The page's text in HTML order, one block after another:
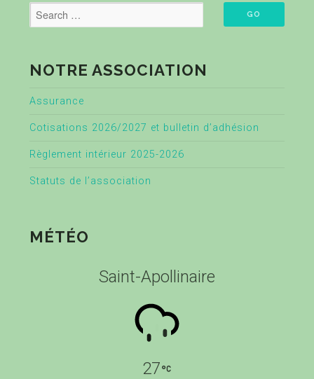
NOTRE ASSOCIATION
Assurance
Cotisations 2026/2027 et bulletin d’adhésion
Règlement intérieur 2025-2026
Statuts de l’association
MÉTÉO
Saint-Apollinaire
27